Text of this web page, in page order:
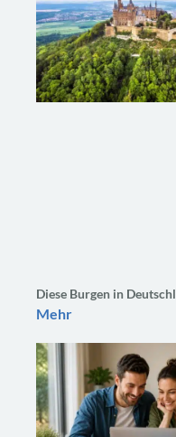
Diese Burgen in
Mehr